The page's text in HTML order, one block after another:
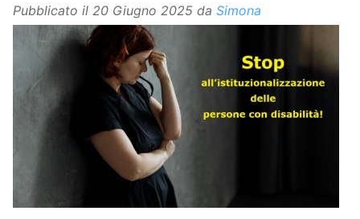
Pubblicato il 20 Giugno 2025 da Simona